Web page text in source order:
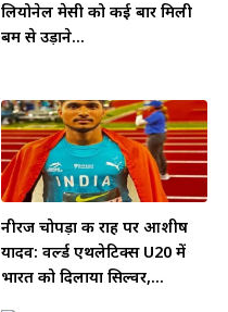
लियोनेल मेसी को कई बार मिली
बम से उड़ाने...
नीरज चोपड़ा की राह पर आशीष
यादव: वर्ल्ड एथलेटिक्स U20 में
भारत को दिलाया सिल्वर,...